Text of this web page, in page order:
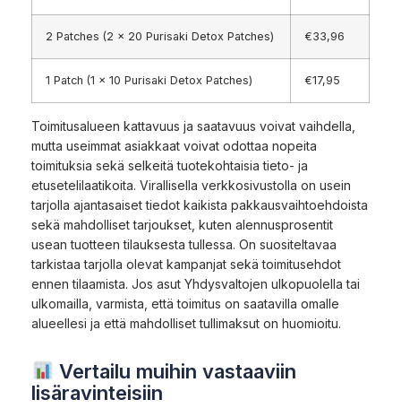
2 Patches (2 x 20 Purisaki Detox Patches) €33,96
1 Patch (1 x 10 Purisaki Detox Patches) €17,95
Toimitusalueen kattavuus ja saatavuus voivat vaihdella,
mutta useimmat asiakkaat voivat odottaa nopeita
toimituksia sekä selkeitä tuotekohtaisia tieto- ja
etusetelilaatikoita. Virallisella verkkosivustolla on usein
tarjolla ajantasaiset tiedot kaikista pakkausvaihtoehdoista
sekä mahdolliset tarjoukset, kuten alennusprosentit
usean tuotteen tilauksesta tullessa. On suositeltavaa
tarkistaa tarjolla olevat kampanjat sekä toimitusehdot
ennen tilaamista. Jos asut Yhdysvaltojen ulkopuolella tai
ulkomailla, varmista, että toimitus on saatavilla omalle
alueellesi ja että mahdolliset tullimaksut on huomioitu.
Vertailu muihin vastaaviin
lisäravinteisiin